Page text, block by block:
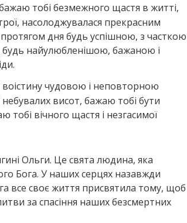
тобі безмежного щастя в житті,
насолоджувалася прекрасним
дня будь успішною, з часткою
будь найулюбленішою, бажаною і
чудовою і неповторною
висот, бажаю тобі бути
вічного щастя і незгасимої
Ольги. Це свята людина, яка
Бога. У наших серцях назавжди
все своє життя присвятила тому, щоб
за спасіння наших безсмертних